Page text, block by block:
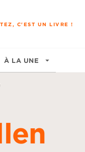
C'EST UN LIVRE !
À LA UNE arrow_drop_down